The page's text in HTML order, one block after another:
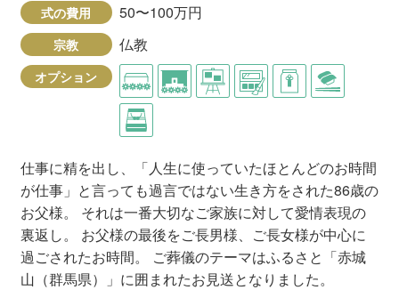
式の費用 50〜100万円
宗教 仏教
オプション
仕事に精を出し、「人生に使っていたほとんどのお時間
が仕事」と言っても過言ではない生き方をされた86歳の
お父様。 それは一番大切なご家族に対して愛情表現の
裏返し。 お父様の最後をご長男様、ご長女様が中心に
過ごされたお時間。 ご葬儀のテーマはふるさと「赤城
山（群馬県）」に囲まれたお見送となりました。